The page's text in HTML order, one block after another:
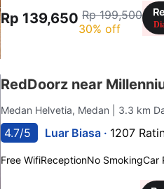
Rp 139,650 Rp 199,500
30% off
RedDoorz near
Medan Helvetia, Medan | 3.3 km
4.7/5 Luar Biasa · 1207
Free WifiReceptionNo SmokingCar